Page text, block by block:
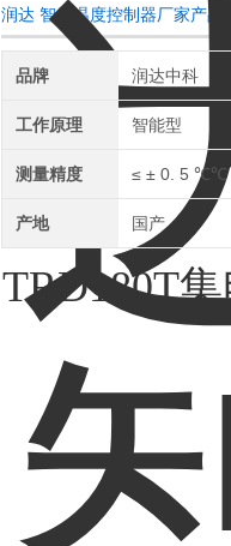
润达 智能温度控制器厂家产品
品牌 润达中科
工作原理 智能型
测量精度 ≤ ± 0. 5 ℃℃
产地 国产
TRD180T